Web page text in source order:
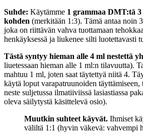
Suhde: Käytämme 1 grammaa DMT:tä
kohden (merkitään 1:3). Tämä antaa noin
joka on riittävän vahva tuottamaan
henkäyksessä ja liukenee silti luotettavasti
Tästä syntyy hieman alle 4 ml nestettä
liuetessaan hieman alle 1 ml:n tilavuutta).
mahtuu 1 ml, joten saat täytettyä niitä 4.
käytä loput varapatruunoiden
neste suljetussa ilmatiiviissä lasiastiassa
oleva säilytystä käsittelevä osio).
Muutkin suhteet käyvät. Ihmiset
väliltä 1:1 (hyvin väkevä: vahvempi